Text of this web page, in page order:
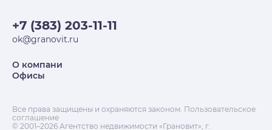
+7 (383) 203-11-11
ok@granovit.ru
О компани
Офисы
Все права защищены и охраняются законом. Пользовательское
соглашение
© 2001–2026 Агентство недвижимости «Грановит», г.